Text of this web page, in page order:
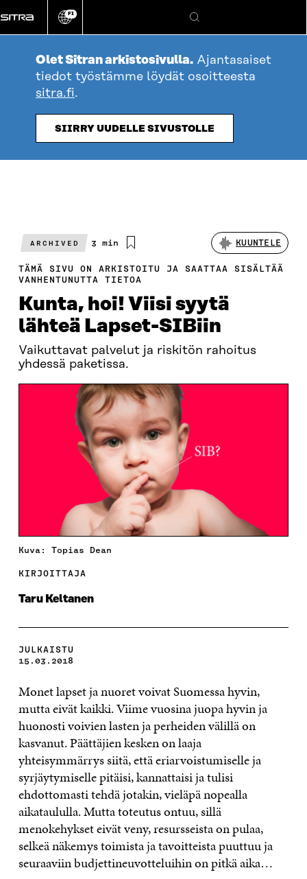
suoraan
sisältöön
Vaihda
kieli
FI
Hae
Olet Sitran arkistosivulla. Ajantasaiset
tiedot työstämme löydät osoitteesta
sitra.fi.
SIIRRY UUDELLE SIVUSTOLLE
ARCHIVED
Arvioitu
3 min KUUNTELE
TÄMÄ SIVU ON ARKISTOITU JA SAATTAA SISÄLTÄÄ
VANHENTUNUTTA TIETOA
Kunta, hoi! Viisi syytä
lähteä Lapset-SIBiin
Vaikuttavat palvelut ja riskitön rahoitus
yhdessä paketissa.
Kuva: Topias Dean
KIRJOITTAJA
Taru Keltanen
JULKAISTU
15.03.2018
Monet lapset ja nuoret voivat Suomessa hyvin,
mutta eivät kaikki. Viime vuosina juopa hyvin ja
huonosti voivien lasten ja perheiden välillä on
kasvanut. Päättäjien kesken on laaja
yhteisymmärrys siitä, että eriarvoistumiselle ja
syrjäytymiselle pitäisi, kannattaisi ja tulisi
ehdottomasti tehdä jotakin, vieläpä nopealla
aikataululla. Mutta toteutus ontuu, sillä
menokehykset eivät veny, resursseista on pulaa,
selkeä näkemys toimista ja tavoitteista puuttuu ja
seuraaviin budjettineuvotteluihin on pitkä aika…